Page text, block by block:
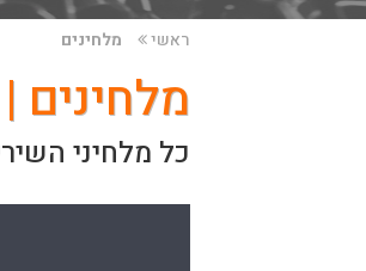
ראשי מלחינים
מלחינים
כל מלחיני